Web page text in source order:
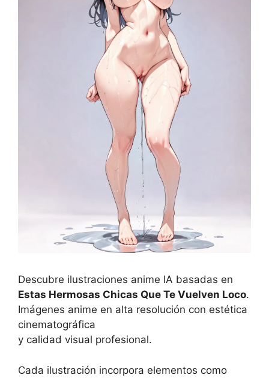
Descubre ilustraciones anime IA basadas en
Estas Hermosas Chicas Que Te Vuelven Loco.
Imágenes anime en alta resolución con estética
cinematográfica
y calidad visual profesional.
Cada ilustración incorpora elementos como